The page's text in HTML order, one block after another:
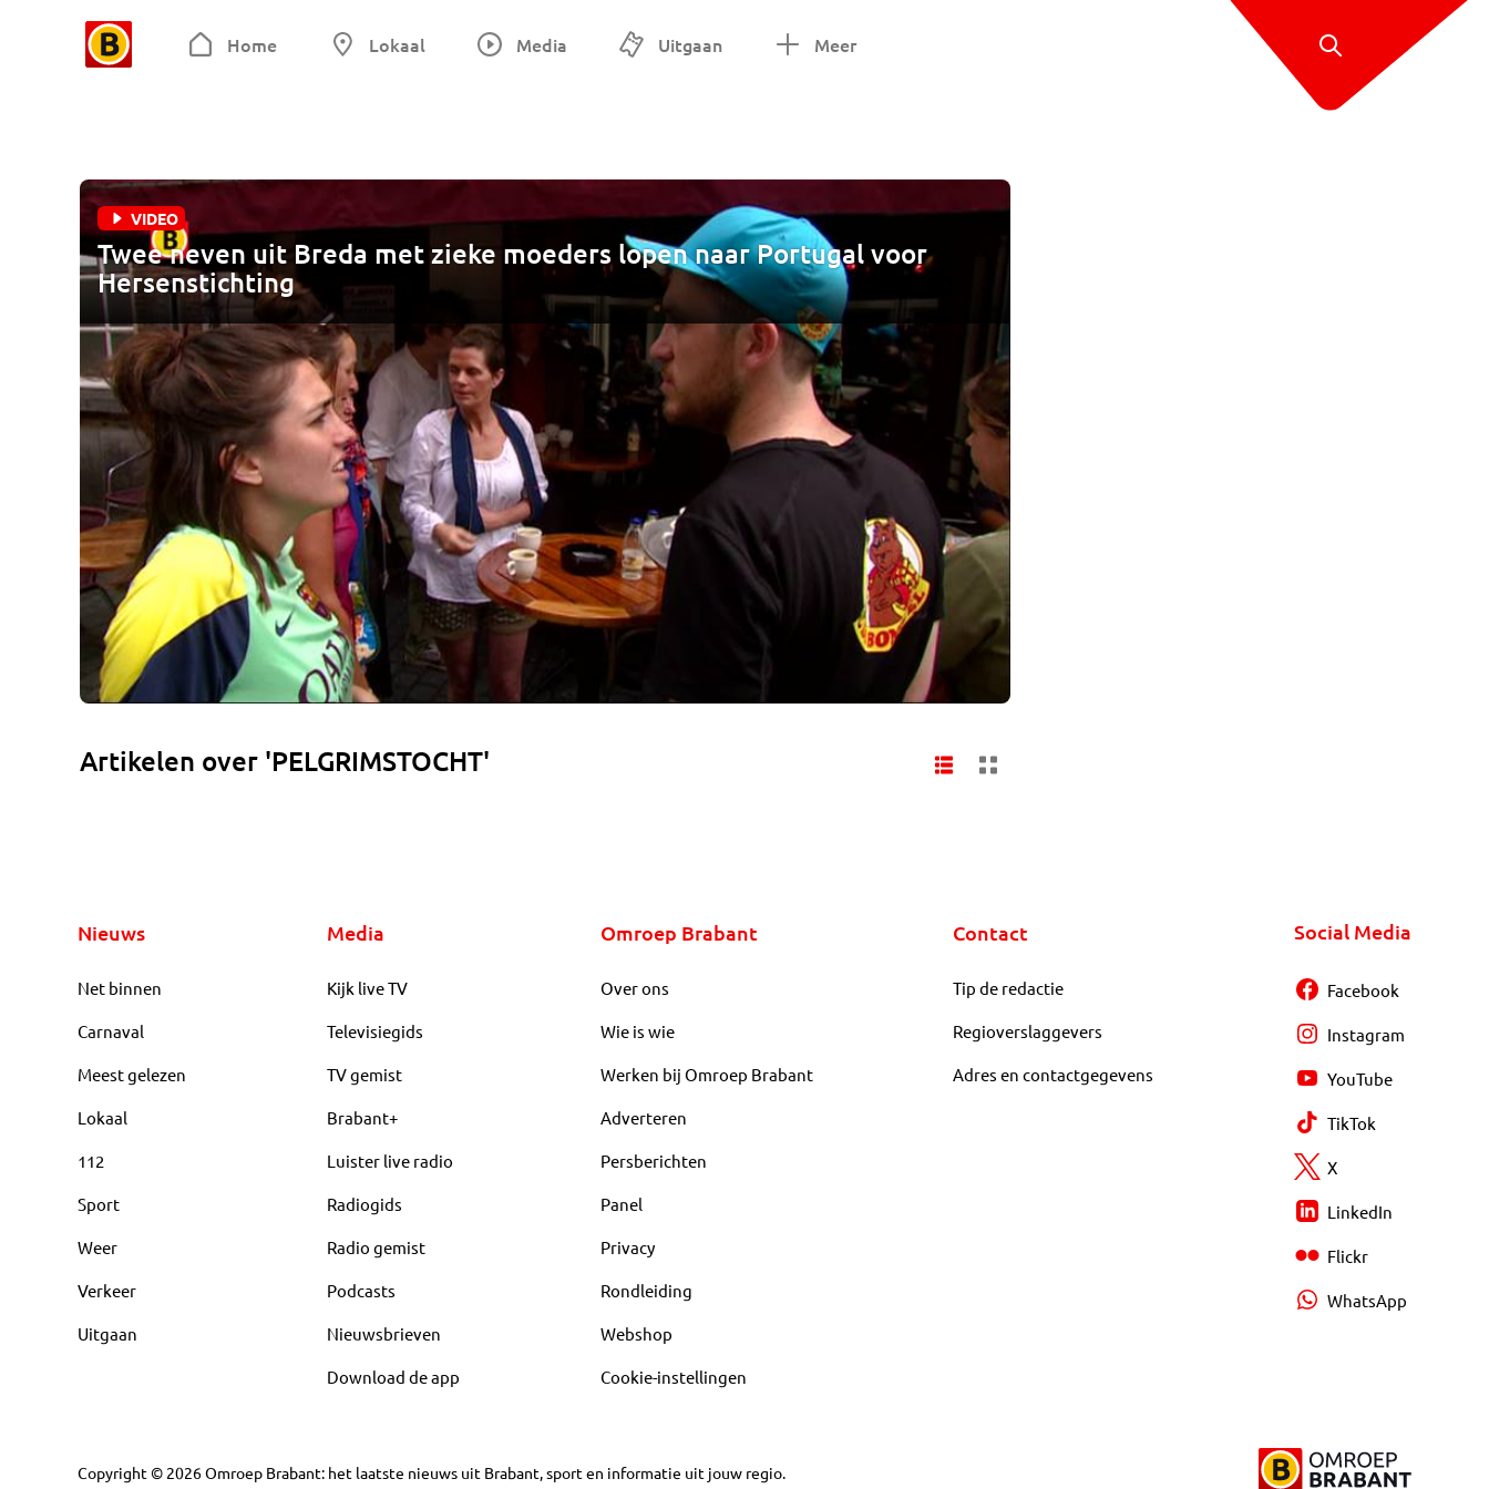
Home Lokaal Media Uitgaan Meer
VIDEO
Twee neven uit Breda met zieke moeders lopen naar Portugal voor
Hersenstichting
Artikelen over 'PELGRIMSTOCHT'
Nieuws
Net binnen
Carnaval
Meest gelezen
Lokaal
112
Sport
Weer
Verkeer
Uitgaan
Media
Kijk live TV
Televisiegids
TV gemist
Brabant+
Luister live radio
Radiogids
Radio gemist
Podcasts
Nieuwsbrieven
Download de app
Omroep Brabant
Over ons
Wie is wie
Werken bij Omroep Brabant
Adverteren
Persberichten
Panel
Privacy
Rondleiding
Webshop
Cookie-instellingen
Contact
Tip de redactie
Regioverslaggevers
Adres en contactgegevens
Social Media
Facebook
Instagram
YouTube
TikTok
X
LinkedIn
Flickr
WhatsApp
Copyright © 2026Omroep Brabant: het laatste nieuws uit Brabant, sport en informatie uit jouw regio.